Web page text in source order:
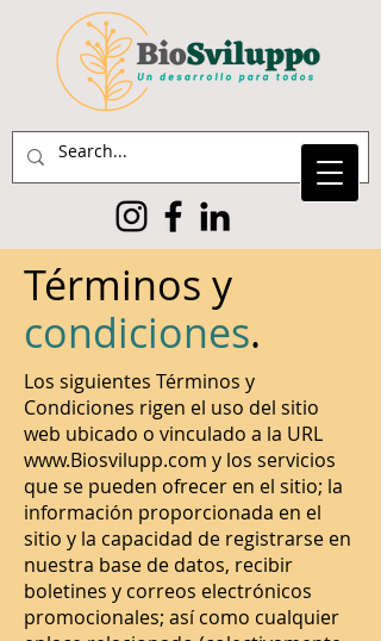
Términos y
condiciones.
Los siguientes Términos y
Condiciones rigen el uso del sitio
web ubicado o vinculado a la URL
www.Biosvilupp.com y los servicios
que se pueden ofrecer en el sitio; la
información proporcionada en el
sitio y la capacidad de registrarse en
nuestra base de datos, recibir
boletines y correos electrónicos
promocionales; así como cualquier